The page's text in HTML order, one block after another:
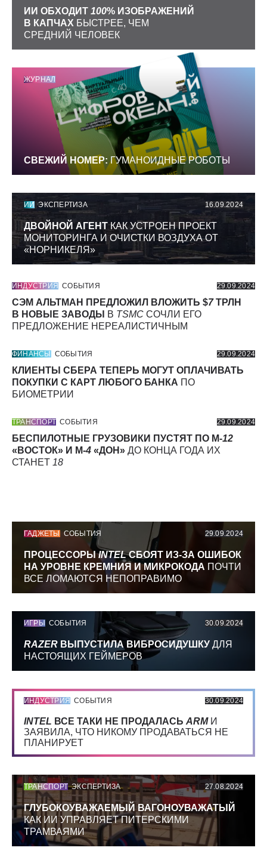
ИИ ОБХОДИТ 100% ИЗОБРАЖЕНИЙ
В КАПЧАХ БЫСТРЕЕ, ЧЕМ
СРЕДНИЙ ЧЕЛОВЕК
ЖУРНАЛ
СВЕЖИЙ НОМЕР: ГУМАНОИДНЫЕ РОБОТЫ
ИИ ЭКСПЕРТИЗА 16.09.2024
ДВОЙНОЙ АГЕНТКАК УСТРОЕН ПРОЕКТ
МОНИТОРИНГА И ОЧИСТКИ ВОЗДУХА ОТ
«НОРНИКЕЛЯ»
ИНДУСТРИЯ СОБЫТИЯ 29.09.2024
СЭМ АЛЬТМАН ПРЕДЛОЖИЛ ВЛОЖИТЬ $7ТРЛН
В НОВЫЕ ЗАВОДЫ
В TSMC СОЧЛИ ЕГО
ПРЕДЛОЖЕНИЕ НЕРЕАЛИСТИЧНЫМ
ФИНАНСЫ СОБЫТИЯ 29.09.2024
КЛИЕНТЫ СБЕРА ТЕПЕРЬ МОГУТ ОПЛАЧИВАТЬ
ПОКУПКИ С КАРТ ЛЮБОГО БАНКА ПО
БИОМЕТРИИ
ТРАНСПОРТ СОБЫТИЯ 29.09.2024
БЕСПИЛОТНЫЕ ГРУЗОВИКИ ПУСТЯТ ПО М-12
«ВОСТОК» И М-4 «ДОН» ДО КОНЦА ГОДА ИХ
СТАНЕТ 18
ГАДЖЕТЫ СОБЫТИЯ 29.09.2024
ПРОЦЕССОРЫINTELСБОЯТ ИЗ-ЗА ОШИБОК
НА УРОВНЕ КРЕМНИЯ И МИКРОКОДА ПОЧТИ
ВСЕ ЛОМАЮТСЯ НЕПОПРАВИМО
ИГРЫ СОБЫТИЯ 30.09.2024
RAZER ВЫПУСТИЛА ВИБРОСИДУШКУ ДЛЯ
НАСТОЯЩИХ ГЕЙМЕРОВ
ИНДУСТРИЯ СОБЫТИЯ 30.09.2024
INTEL ВСЕ ТАКИ НЕ ПРОДАЛАСЬ ARMИ
ЗАЯВИЛА, ЧТО НИКОМУ ПРОДАВАТЬСЯ НЕ
ПЛАНИРУЕТ
ТРАНСПОРТ ЭКСПЕРТИЗА 27.08.2024
ГЛУБОКОУВАЖАЕМЫЙ ВАГОНОУВАЖАТЫЙ
КАК ИИ УПРАВЛЯЕТ ПИТЕРСКИМИ
ТРАМВАЯМИ